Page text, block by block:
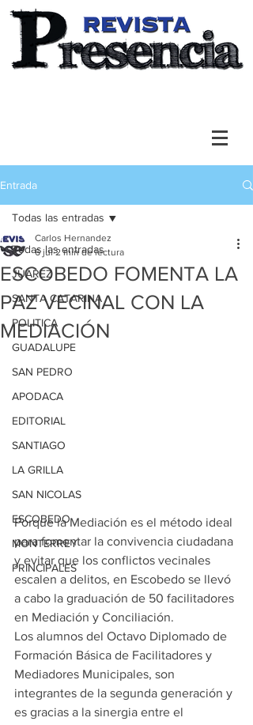
Entrada
Todas las entradas
JUAREZ
SANTA CATARINA
POLITICA
GUADALUPE
SAN PEDRO
APODACA
EDITORIAL
SANTIAGO
LA GRILLA
SAN NICOLAS
ESCOBEDO
MONTERREY
PRINCIPALES
Todas las entradas
ESCOBEDO FOMENTA LA
PAZ VECINAL CON LA
MEDIACIÓN
Carlos Hernandez
6 jul 2 min de lectura
Porque la Mediación es el método ideal
para fomentar la convivencia ciudadana
y evitar que los conflictos vecinales
escalen a delitos, en Escobedo se llevó
a cabo la graduación de 50 facilitadores
en Mediación y Conciliación.
Los alumnos del Octavo Diplomado de
Formación Básica de Facilitadores y
Mediadores Municipales, son
integrantes de la segunda generación y
es gracias a la sinergia entre el